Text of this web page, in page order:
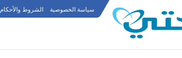
سياسة الخصوصية الشروط والأحكام